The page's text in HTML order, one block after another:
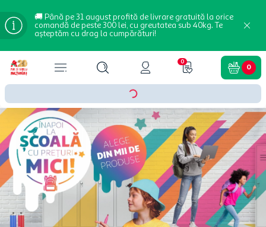
🚚 Până pe 31 august profită de livrare gratuită la orice
comandă de peste 300 lei, cu greutatea sub 40kg. Te
așteptăm cu drag la cumpărături!
0
0